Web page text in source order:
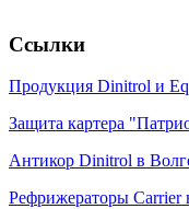
Ссылки
Продукция Dinitrol и
Защита картера
Антикор Dinitrol в
Рефрижераторы Carrier